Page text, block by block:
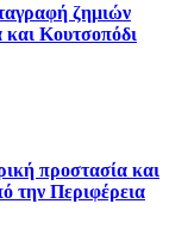
ζημιών
Κουτσοπόδι
προστασία και
την Περιφέρεια